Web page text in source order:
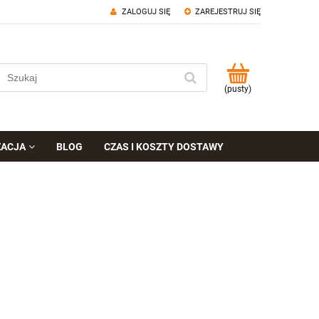
ZAREJESTRUJ SIĘ
ZALOGUJ SIĘ
(pusty)
BLOG CZAS I KOSZTY DOSTAWY